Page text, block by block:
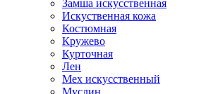
Замша искусственная
Искуственная кожа
Костюмная
Кружево
Курточная
Лен
Мех искусственный
Муслин